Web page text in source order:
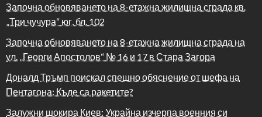
Започна обновяването на 8-етажна жилищна сграда кв.
„Три чучура“ юг, бл. 102
Започна обновяването на 8-етажна жилищна сграда на
ул. „Георги Апостолов“ № 16 и 17 в Стара Загора
Доналд Тръмп поискал спешно обяснение от шефа на
Пентагона: Къде са ракетите?
Залужни шокира Киев: Украйна изчерпа военния си